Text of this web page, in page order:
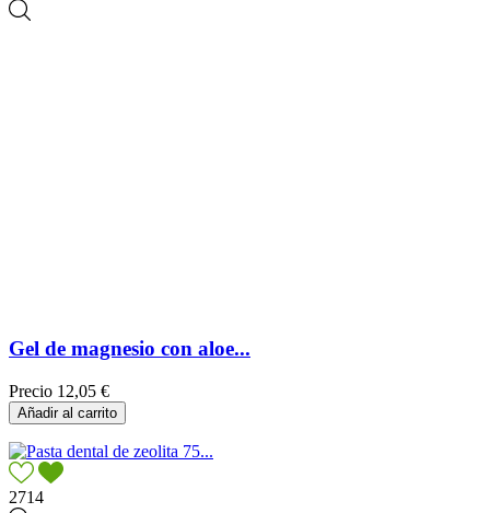
Gel de magnesio con aloe...
Precio 12,05 €
Añadir al carrito
2714